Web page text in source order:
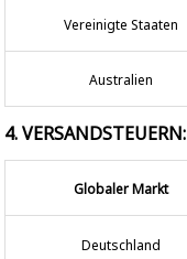
Vereinigte Staaten
Australien
4. VERSANDSTEUERN:
Globaler Markt
Deutschland